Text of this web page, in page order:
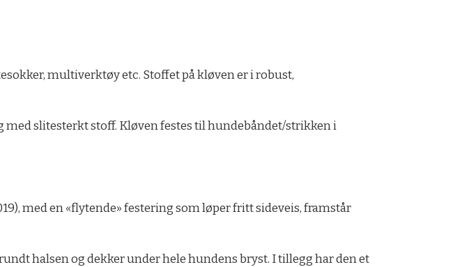
multiverktøy etc. Stoffet på kløven er i robust,
med slitesterkt stoff. Kløven festes til hundebåndet/strikken i
med en «flytende» festering som løper fritt sideveis, framstår
halsen og dekker under hele hundens bryst. I tillegg har den et